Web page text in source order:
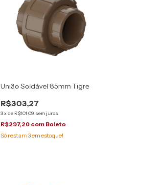
União Soldável 85mm Tigre
R$303,27
3x de R$101,09 sem juros
R$297,20 com Boleto
Só restam 3em estoque!